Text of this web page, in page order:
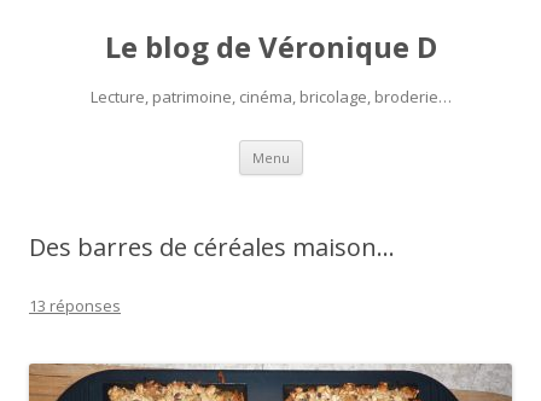
Le blog de Véronique D
Lecture, patrimoine, cinéma, bricolage, broderie…
Menu Aller
contenu
Des barres de céréales maison…
13 réponses